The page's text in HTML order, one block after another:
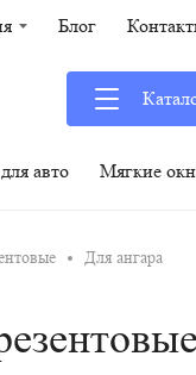
Блог
авто Мягкие
Для ангара